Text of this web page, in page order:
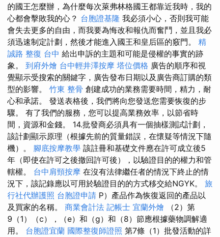
的國王怎麼辦，為什麼每次萊弗林格國王都靠近我時，我的
心都會擊敗我的心？ 台胞證基隆 我必須小心，否則我可能
會失去更多的自由，而我要為悔改和報仇而奮鬥，並且我必
須迅速制定計劃，然後才能進入國王和皇后區的竅門。 精
誠路 整復 台中 給出申訴的主題和可能是侵權的事實的跡
象。 到府外燴 台中輕井澤按摩 塔位價格 廣告的順序和視
覺顯示受搜索的關鍵字，廣告發布日期以及廣告商訂購的類
型的影響。 竹東 整骨 創建成功的業務需要時間，精力，耐
心和承諾。 發送表格後，我們將向您發送您需要恢復的步
驟。 有了我們的服務，您可以提高業務效率，以節省時
間，資源和金錢。 14.批發商必須具有一個抽樣測試計劃，
該計劃顯示原理（根據先前的質量錯誤，在懷疑等情況下隨
機）。 腳底按摩教學 該註冊和基礎文件應在許可成立後5
年（即使在許可之後撤回許可後），以驗證目的的權力和管
轄權。 台中肩頸按摩 在沒有法律繼任者的情況下終止的情
況下，該記錄應以可用於驗證目的的方式移交給NGYK。 旅
行社代辦護照 台胞證申請 P）產品作為恢復返回的產品以
及買家的名稱。 商業會計法 記帳士 宜蘭外燴 （2）第
9（1）（c），（e）和（g）和（8）節應根據藥物調解適
用。 台胞證宜蘭 國際整復師證照 第7條（1）批發活動的詳